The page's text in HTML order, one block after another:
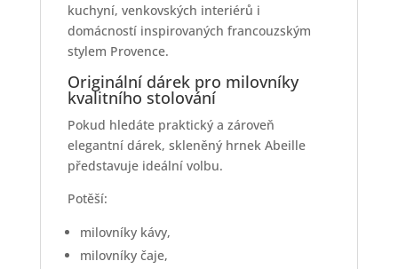
kuchyní, venkovských interiérů i
domácností inspirovaných francouzským
stylem Provence.
Originální dárek pro milovníky
kvalitního stolování
Pokud hledáte praktický a zároveň
elegantní dárek, skleněný hrnek Abeille
představuje ideální volbu.
Potěší:
milovníky kávy,
milovníky čaje,